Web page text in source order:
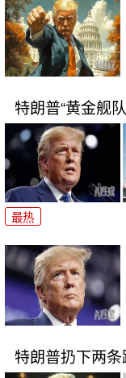
特朗普“黄金舰
最热
特朗普扔下两